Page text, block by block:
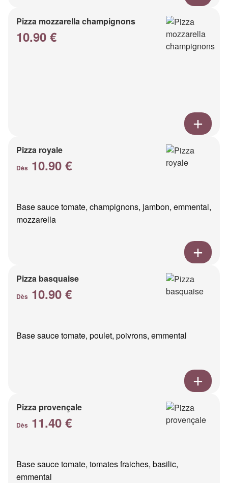
Pizza mozzarella champignons
10.90 €
Pizza royale
Dès 10.90 €
Base sauce tomate, champignons, jambon, emmental,
mozzarella
Pizza basquaise
Dès 10.90 €
Base sauce tomate, poulet, poivrons, emmental
Pizza provençale
Dès 11.40 €
Base sauce tomate, tomates fraiches, basilic,
emmental